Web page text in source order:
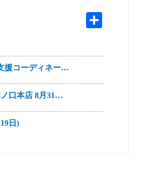
援コーディネー…
口本店 8月31…
日)
の最新知識～子…